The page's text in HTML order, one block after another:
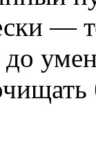
—